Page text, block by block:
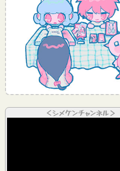
＜シメケンチャンネル＞